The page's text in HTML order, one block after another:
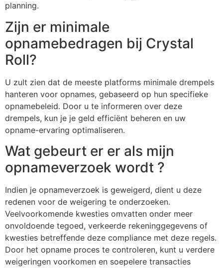
planning.
Zijn er minimale
opnamebedragen bij Crystal
Roll?
U zult zien dat de meeste platforms minimale drempels
hanteren voor opnames, gebaseerd op hun specifieke
opnamebeleid. Door u te informeren over deze
drempels, kun je je geld efficiënt beheren en uw
opname-ervaring optimaliseren.
Wat gebeurt er er als mijn
opnameverzoek wordt ?
Indien je opnameverzoek is geweigerd, dient u deze
redenen voor de weigering te onderzoeken.
Veelvoorkomende kwesties omvatten onder meer
onvoldoende tegoed, verkeerde rekeninggegevens of
kwesties betreffende deze compliance met deze regels.
Door het opname proces te controleren, kunt u verdere
weigeringen voorkomen en soepelere transacties